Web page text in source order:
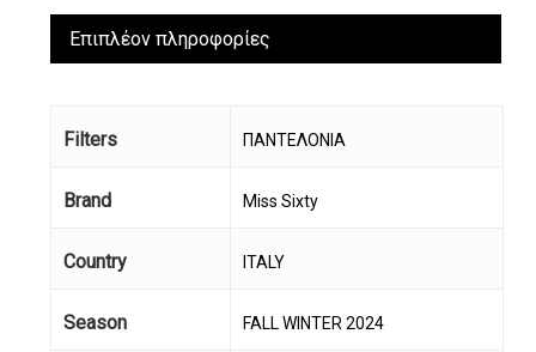
Επιπλέον πληροφορίες
Filters ΠΑΝΤΕΛΟΝΙΑ
Brand Miss Sixty
Country ITALY
Season FALL WINTER 2024